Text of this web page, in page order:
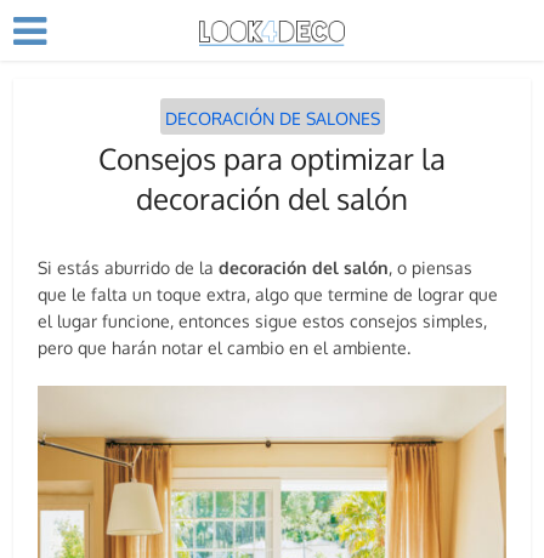
DECORACIÓN DE SALONES
Consejos para optimizar la
decoración del salón
Si estás aburrido de ladecoración del salón, o piensas
que le falta un toque extra, algo que termine de lograr que
el lugar funcione, entonces sigue estos consejos simples,
pero que harán notar el cambio en el ambiente.